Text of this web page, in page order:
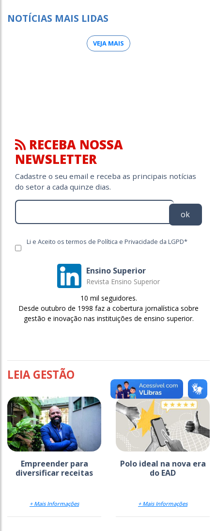
NOTÍCIAS MAIS LIDAS
VEJA MAIS
RECEBA NOSSA
NEWSLETTER
Cadastre o seu email e receba as principais notícias
do setor a cada quinze dias.
ok
Li e Aceito os termos de Política e Privacidade da LGPD*
Ensino Superior
Revista Ensino Superior
10 mil seguidores.
Desde outubro de 1998 faz a cobertura jornalística sobre
gestão e inovação nas instituições de ensino superior.
LEIA GESTÃO
Empreender para
diversificar receitas
+ Mais Informações
Polo ideal na nova era
do EAD
+ Mais Informações